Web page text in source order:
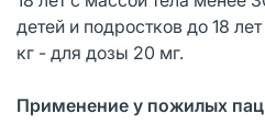
детей и подростков до 18
кг - для дозы 20 мг.
Применение у пожилых